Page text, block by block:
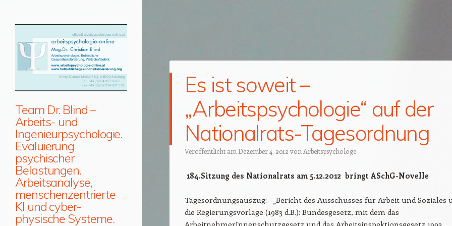
Team Dr. Blind –
Arbeits- und
Ingenieurpsychologie.
Evaluierung
psychischer
Belastungen.
Arbeitsanalyse,
menschenzentrierte
KI und cyber-
physische Systeme.
Es ist soweit –
„Arbeitspsychologie“ auf der
Nationalrats-Tagesordnung
Veröffentlicht am Dezember 4, 2012 von Arbeitspsychologe
184.Sitzung des Nationalrats am 5.12.2012 bringt ASchG-Novelle
Tagesordnungsauszug: „Bericht des Ausschusses für Arbeit und Soziales
die Regierungsvorlage (1983 d.B.): Bundesgesetz, mit dem das
ArbeitnehmerInnenschutzgesetz und das Arbeitsinspektionsgesetz 1993